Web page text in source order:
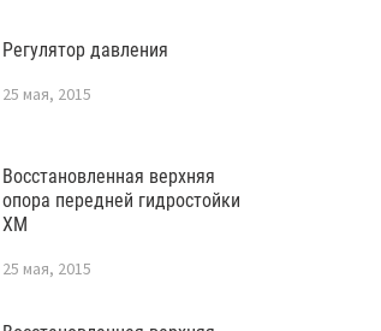
Регулятор давления
25 мая, 2015
Восстановленная верхняя
опора передней гидростойки
XM
25 мая, 2015